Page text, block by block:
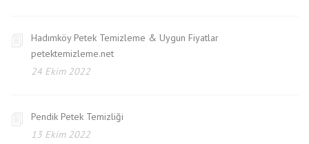
Hadımköy Petek Temizleme & Uygun Fiyatlar
petektemizleme.net
24 Ekim 2022
Pendik Petek Temizliği
13 Ekim 2022